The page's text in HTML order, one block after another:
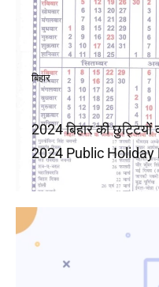
बिहार
2024 बिहार की
2024 Public Holiday